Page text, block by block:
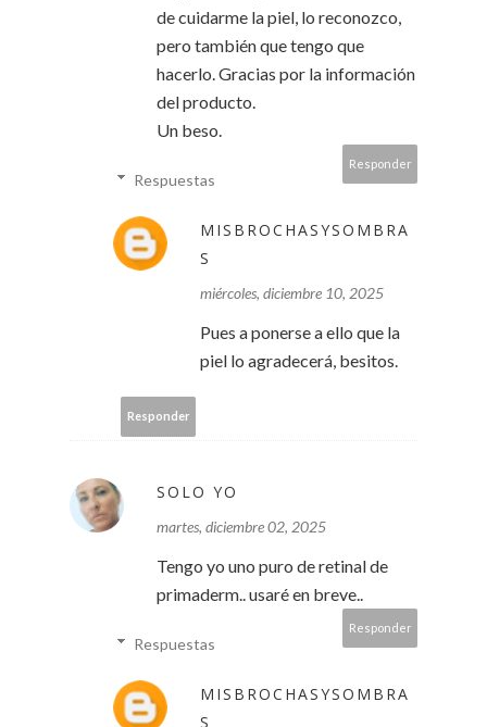
de cuidarme la piel, lo reconozco,
pero también que tengo que
hacerlo. Gracias por la información
del producto.
Un beso.
Responder
Respuestas
MISBROCHASYSOMBRA
S
miércoles, diciembre 10, 2025
Pues a ponerse a ello que la
piel lo agradecerá, besitos.
Responder
SOLO YO
martes, diciembre 02, 2025
Tengo yo uno puro de retinal de
primaderm.. usaré en breve..
Responder
Respuestas
MISBROCHASYSOMBRA
S